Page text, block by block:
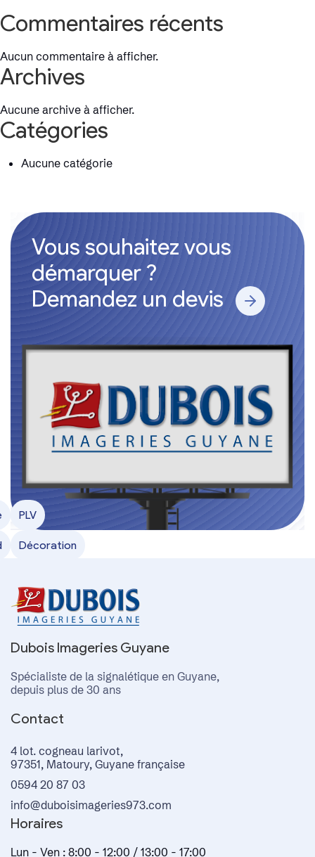
Commentaires récents
Aucun commentaire à afficher.
Archives
Aucune archive à afficher.
Catégories
Aucune catégorie
Vous souhaitez vous
démarquer ?
Demandez un devis
Décoration
PLV
Dubois Imageries Guyane
Spécialiste de la signalétique en Guyane,
depuis plus de 30 ans
Contact
4 lot. cogneau larivot,
97351, Matoury, Guyane française
0594 20 87 03
info@duboisimageries973.com
Horaires
Lun - Ven : 8:00 - 12:00 / 13:00 - 17:00